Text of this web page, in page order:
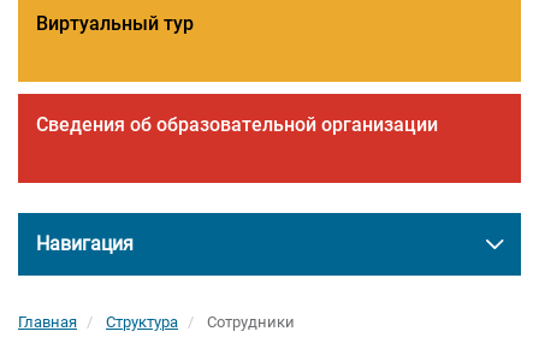
Виртуальный тур
Сведения об образовательной организации
Навигация
Главная Структура Сотрудники